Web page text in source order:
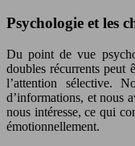
Psychologie et les
Du point de vue
doubles récurrents peut
l’attention sélective.
d’informations, et nous
nous intéresse, ce qui
émotionnellement.